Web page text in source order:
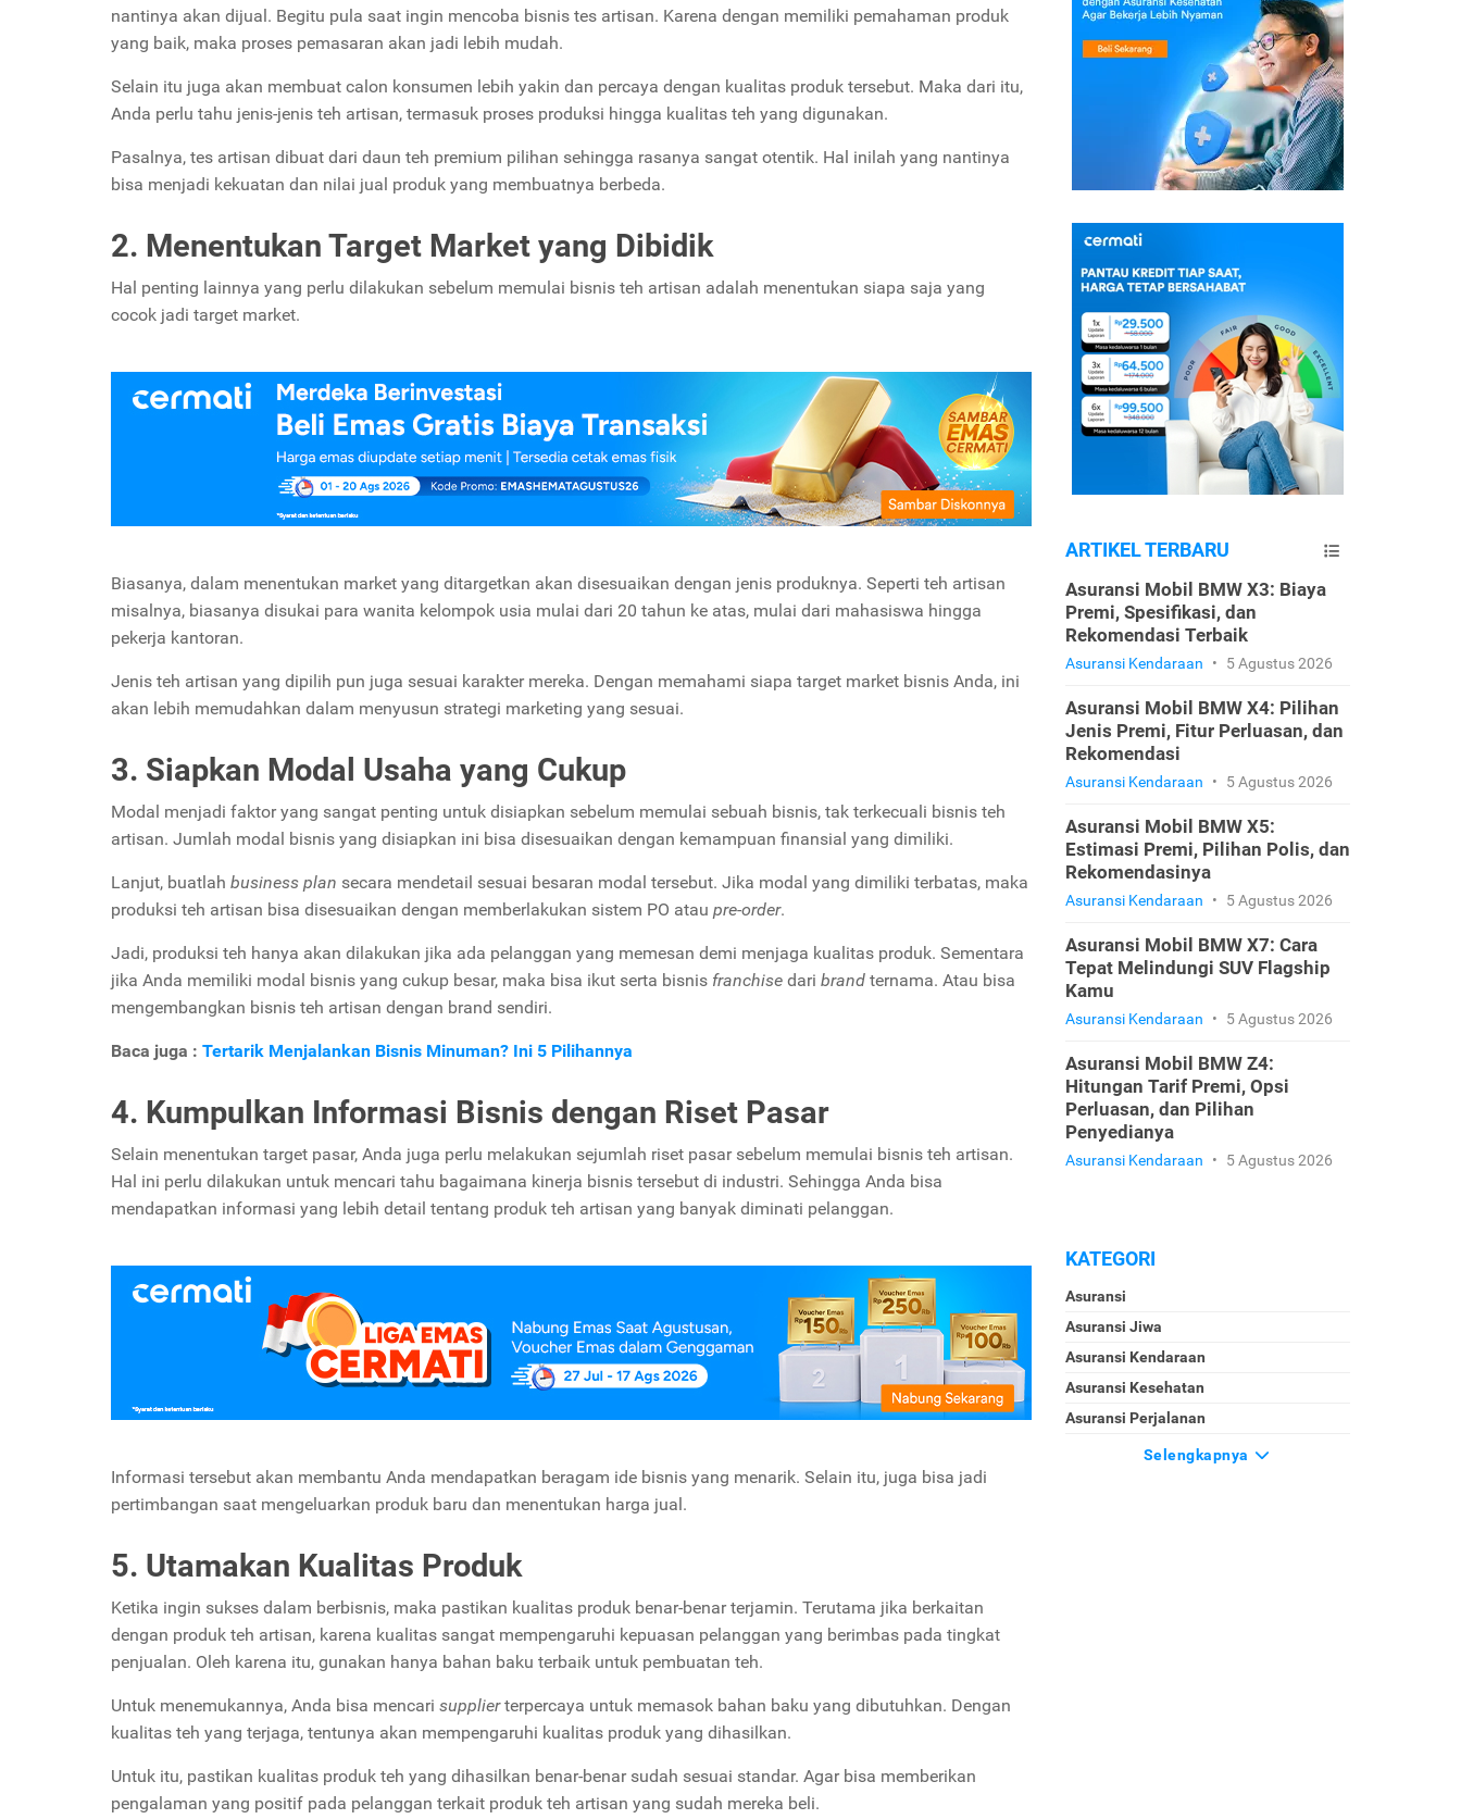
nantinya akan dijual. Begitu pula saat ingin mencoba bisnis tes artisan. Karena dengan memiliki pemahaman produk
yang baik, maka proses pemasaran akan jadi lebih mudah.
Selain itu juga akan membuat calon konsumen lebih yakin dan percaya dengan kualitas produk tersebut. Maka dari itu,
Anda perlu tahu jenis-jenis teh artisan, termasuk proses produksi hingga kualitas teh yang digunakan.
Pasalnya, tes artisan dibuat dari daun teh premium pilihan sehingga rasanya sangat otentik. Hal inilah yang nantinya
bisa menjadi kekuatan dan nilai jual produk yang membuatnya berbeda.
2. Menentukan Target Market yang Dibidik
Hal penting lainnya yang perlu dilakukan sebelum memulai bisnis teh artisan adalah menentukan siapa saja yang
cocok jadi target market.
Biasanya, dalam menentukan market yang ditargetkan akan disesuaikan dengan jenis produknya. Seperti teh artisan
misalnya, biasanya disukai para wanita kelompok usia mulai dari 20 tahun ke atas, mulai dari mahasiswa hingga
pekerja kantoran.
Jenis teh artisan yang dipilih pun juga sesuai karakter mereka. Dengan memahami siapa target market bisnis Anda, ini
akan lebih memudahkan dalam menyusun strategi marketing yang sesuai.
3. Siapkan Modal Usaha yang Cukup
Modal menjadi faktor yang sangat penting untuk disiapkan sebelum memulai sebuah bisnis, tak terkecuali bisnis teh
artisan. Jumlah modal bisnis yang disiapkan ini bisa disesuaikan dengan kemampuan finansial yang dimiliki.
Lanjut, buatlah business plan secara mendetail sesuai besaran modal tersebut. Jika modal yang dimiliki terbatas, maka
produksi teh artisan bisa disesuaikan dengan memberlakukan sistem PO atau pre-order.
Jadi, produksi teh hanya akan dilakukan jika ada pelanggan yang memesan demi menjaga kualitas produk. Sementara
jika Anda memiliki modal bisnis yang cukup besar, maka bisa ikut serta bisnis franchise dari brand ternama. Atau bisa
mengembangkan bisnis teh artisan dengan brand sendiri.
Baca juga : Tertarik Menjalankan Bisnis Minuman? Ini 5 Pilihannya
4. Kumpulkan Informasi Bisnis dengan Riset Pasar
Selain menentukan target pasar, Anda juga perlu melakukan sejumlah riset pasar sebelum memulai bisnis teh artisan.
Hal ini perlu dilakukan untuk mencari tahu bagaimana kinerja bisnis tersebut di industri. Sehingga Anda bisa
mendapatkan informasi yang lebih detail tentang produk teh artisan yang banyak diminati pelanggan.
Informasi tersebut akan membantu Anda mendapatkan beragam ide bisnis yang menarik. Selain itu, juga bisa jadi
pertimbangan saat mengeluarkan produk baru dan menentukan harga jual.
5. Utamakan Kualitas Produk
Ketika ingin sukses dalam berbisnis, maka pastikan kualitas produk benar-benar terjamin. Terutama jika berkaitan
dengan produk teh artisan, karena kualitas sangat mempengaruhi kepuasan pelanggan yang berimbas pada tingkat
penjualan. Oleh karena itu, gunakan hanya bahan baku terbaik untuk pembuatan teh.
Untuk menemukannya, Anda bisa mencari supplierterpercaya untuk memasok bahan baku yang dibutuhkan. Dengan
kualitas teh yang terjaga, tentunya akan mempengaruhi kualitas produk yang dihasilkan.
Untuk itu, pastikan kualitas produk teh yang dihasilkan benar-benar sudah sesuai standar. Agar bisa memberikan
pengalaman yang positif pada pelanggan terkait produk teh artisan yang sudah mereka beli.
ARTIKEL TERBARU
Asuransi Mobil BMW X3: Biaya
Premi, Spesifikasi, dan
Rekomendasi Terbaik
Asuransi Kendaraan • 5 Agustus 2026
Asuransi Mobil BMW X4: Pilihan
Jenis Premi, Fitur Perluasan, dan
Rekomendasi
Asuransi Kendaraan • 5 Agustus 2026
Asuransi Mobil BMW X5:
Estimasi Premi, Pilihan Polis, dan
Rekomendasinya
Asuransi Kendaraan • 5 Agustus 2026
Asuransi Mobil BMW X7: Cara
Tepat Melindungi SUV Flagship
Kamu
Asuransi Kendaraan • 5 Agustus 2026
Asuransi Mobil BMW Z4:
Hitungan Tarif Premi, Opsi
Perluasan, dan Pilihan
Penyedianya
Asuransi Kendaraan • 5 Agustus 2026
KATEGORI
Asuransi
Asuransi Jiwa
Asuransi Kendaraan
Asuransi Kesehatan
Asuransi Perjalanan
Selengkapnya